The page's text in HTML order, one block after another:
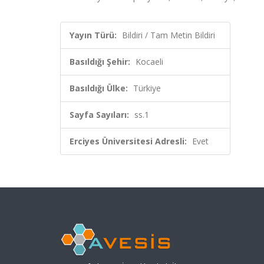
Yayın Türü: Bildiri / Tam Metin Bildiri
Basıldığı Şehir: Kocaeli
Basıldığı Ülke: Türkiye
Sayfa Sayıları: ss.1
Erciyes Üniversitesi Adresli: Evet